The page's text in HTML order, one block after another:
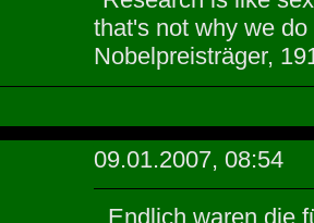
that's not why we
Nobelpreisträger,
09.01.2007, 08:54
Endlich waren die